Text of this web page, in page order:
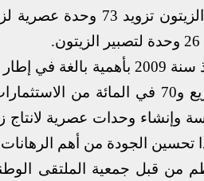
وقد حظي هذا القطاع منذ سنة
50 في المائة من المشاريع و70 في
وإنشاء وحدات عصرية لانتاج
تحسين الجودة من أهم
من قبل جمعية الملتقى